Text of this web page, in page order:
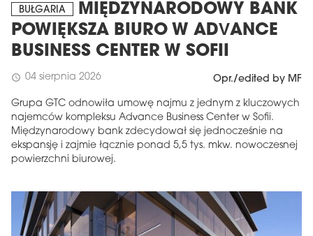
BUŁGARIA
MIĘDZYNARODOWY BANK
POWIĘKSZA BIURO W ADVANCE
BUSINESS CENTER W SOFII
schedule 04 sierpnia 2026 Opr./edited by MF
Grupa GTC odnowiła umowę najmu z jednym z kluczowych
najemców kompleksu Advance Business Center w Sofii.
Międzynarodowy bank zdecydował się jednocześnie na
ekspansję i zajmie łącznie ponad 5,5 tys. mkw. nowoczesnej
powierzchni biurowej.